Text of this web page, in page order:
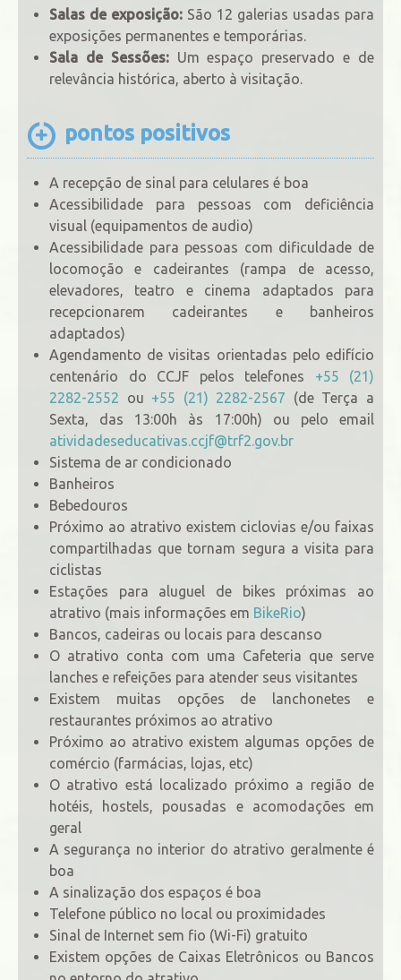
Salas de exposição: São 12 galerias usadas para
exposições permanentes e temporárias.
Sala de Sessões:Um espaço preservado e de
relevância histórica, aberto à visitação.
pontos positivos
A recepção de sinal para celulares é boa
Acessibilidade para pessoas com deficiência
visual (equipamentos de audio)
Acessibilidade para pessoas com dificuldade de
locomoção e cadeirantes (rampa de acesso,
elevadores, teatro e cinema adaptados para
recepcionarem cadeirantes e banheiros
adaptados)
Agendamento de visitas orientadas pelo edifício
centenário do CCJF pelos telefones +55 (21)
2282-2552 ou +55 (21) 2282-2567 (de Terça a
Sexta, das 13:00h às 17:00h) ou pelo email
atividadeseducativas.ccjf@trf2.gov.br
Sistema de ar condicionado
Banheiros
Bebedouros
Próximo ao atrativo existem ciclovias e/ou faixas
compartilhadas que tornam segura a visita para
ciclistas
Estações para aluguel de bikes próximas ao
atrativo (mais informações em BikeRio)
Bancos, cadeiras ou locais para descanso
O atrativo conta com uma Cafeteria que serve
lanches e refeições para atender seus visitantes
Existem muitas opções de lanchonetes e
restaurantes próximos ao atrativo
Próximo ao atrativo existem algumas opções de
comércio (farmácias, lojas, etc)
O atrativo está localizado próximo a região de
hotéis, hostels, pousadas e acomodações em
geral
A segurança no interior do atrativo geralmente é
boa
A sinalização dos espaços é boa
Telefone público no local ou proximidades
Sinal de Internet sem fio (Wi-Fi) gratuito
Existem opções de Caixas Eletrônicos ou Bancos